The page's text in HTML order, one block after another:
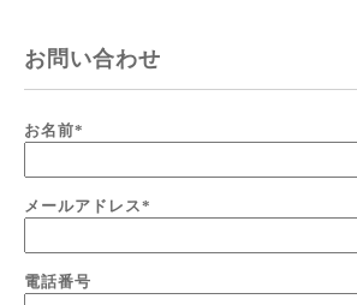
お問い合わせ
お名前*
メールアドレス*
電話番号